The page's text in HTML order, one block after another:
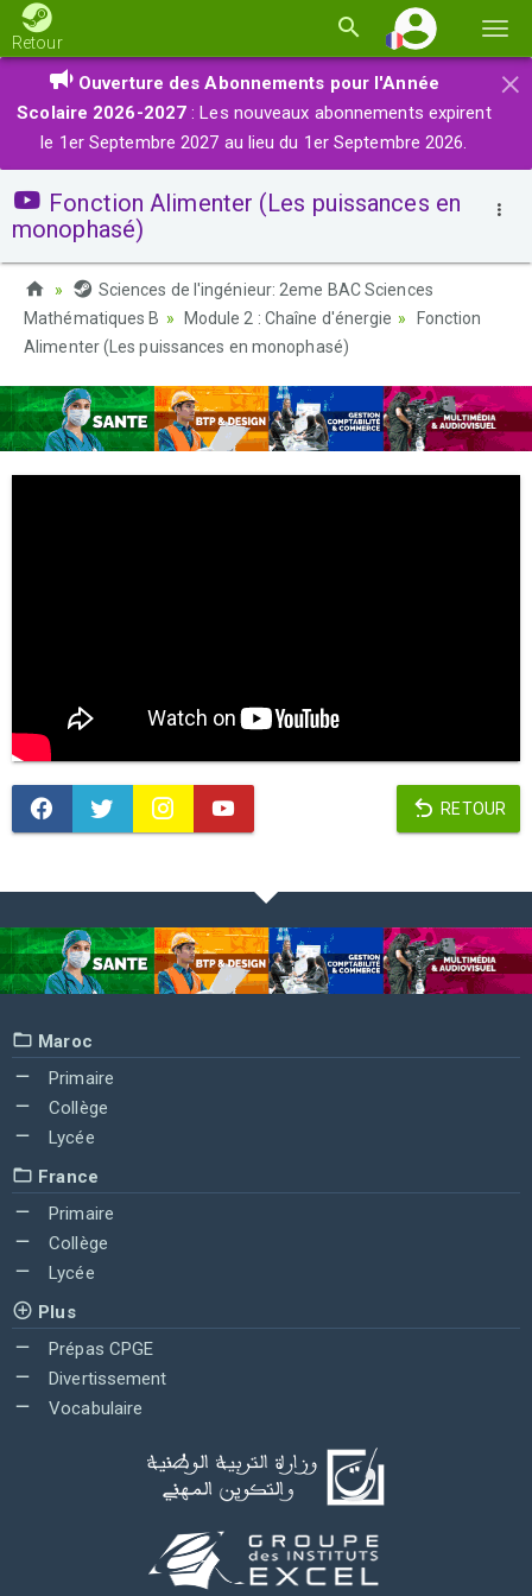
la
Retour
×
Ouverture des Abonnements pour l'Année
Scolaire 2026-2027 : Les nouveaux abonnements expirent
le 1er Septembre 2027 au lieu du 1er Septembre 2026.
Fonction Alimenter (Les puissances en
monophasé)
Sciences de l'ingénieur: 2eme BAC Sciences
Mathématiques B
Module 2 : Chaîne d'énergie
Fonction
Alimenter (Les puissances en monophasé)
RETOUR
Maroc
Primaire
Collège
Lycée
France
Primaire
Collège
Lycée
Plus
Prépas CPGE
Divertissement
Vocabulaire